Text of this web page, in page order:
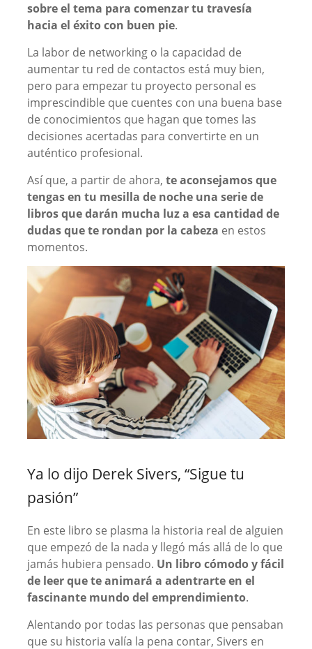
sobre el tema para comenzar tu travesía
hacia el éxito con buen pie.
La labor de networking o la capacidad de
aumentar tu red de contactos está muy bien,
pero para empezar tu proyecto personal es
imprescindible que cuentes con una buena base
de conocimientos que hagan que tomes las
decisiones acertadas para convertirte en un
auténtico profesional.
Así que, a partir de ahora, te aconsejamos que
tengas en tu mesilla de noche una serie de
libros que darán mucha luz a esa cantidad de
dudas que te rondan por la cabeza en estos
momentos.
Ya lo dijo Derek Sivers, “Sigue tu
pasión”
En este libro se plasma la historia real de alguien
que empezó de la nada y llegó más allá de lo que
jamás hubiera pensado. Un libro cómodo y fácil
de leer que te animará a adentrarte en el
fascinante mundo del emprendimiento.
Alentando por todas las personas que pensaban
que su historia valía la pena contar, Sivers en